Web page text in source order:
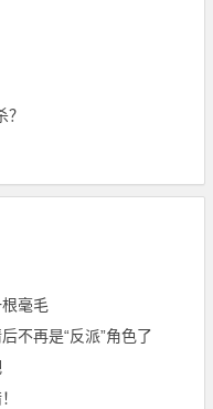
毫毛
不再是“反派”角色了